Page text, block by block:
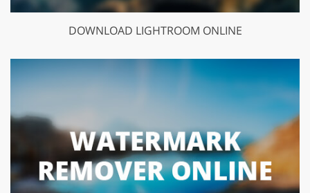
DOWNLOAD LIGHTROOM ONLINE